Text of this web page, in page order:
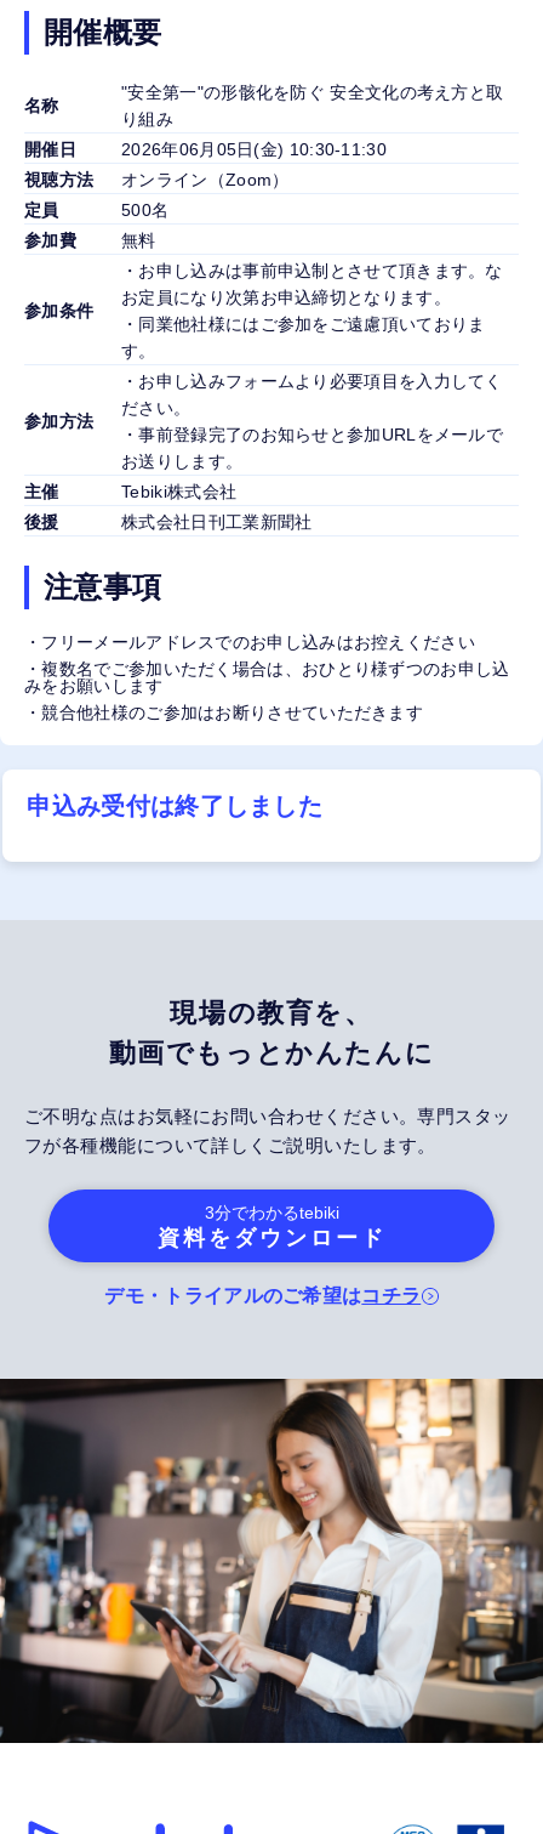
開催概要
名称
"安全第一"の形骸化を防ぐ 安全文化の考え方と取
り組み
開催日
2026年06月05日(金) 10:30-11:30
視聴方法
オンライン（Zoom）
定員
500名
参加費
無料
参加条件
・お申し込みは事前申込制とさせて頂きます。な
お定員になり次第お申込締切となります。
・同業他社様にはご参加をご遠慮頂いておりま
す。
参加方法
・お申し込みフォームより必要項目を入力してく
ださい。
・事前登録完了のお知らせと参加URLをメールで
お送りします。
主催
Tebiki株式会社
後援
株式会社日刊工業新聞社
注意事項
・フリーメールアドレスでのお申し込みはお控えください
・複数名でご参加いただく場合は、おひとり様ずつのお申し込
みをお願いします
・競合他社様のご参加はお断りさせていただきます
申込み受付は終了しました
現場の教育を、
動画でもっとかんたんに
ご不明な点はお気軽にお問い合わせください。専門スタッ
フが各種機能について詳しくご説明いたします。
3分でわかるtebiki
資料をダウンロード
デモ・トライアルのご希望はコチラ